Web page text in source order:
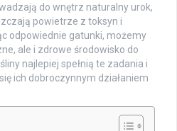
do wnętrz naturalny urok,
powietrze z toksyn i
odpowiednie gatunki, możemy
ale i zdrowe środowisko do
najlepiej spełnią te zadania i
ich dobroczynnym działaniem